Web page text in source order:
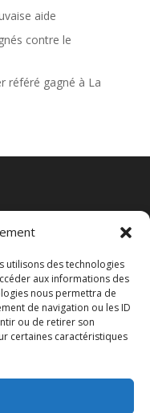
utilisons des technologies
aux informations des
nous permettra de
de navigation ou les ID
ou de retirer son
certaines caractéristiques
aide
contre le
référé gagné à La
(UE)